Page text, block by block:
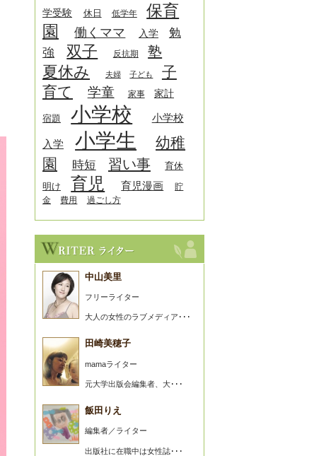
学受験
休日 低学年
保育
園
働くママ 入学
勉
強
双子 反抗期 塾
夏休み 夫婦 子ども
子
育て
学童 家事 家計
宿題 小学校 小学校
入学 小学生
幼稚
園
時短 習い事
育休
明け
育児 育児漫画
貯
金
費用 過ごし方
中山美里
フリーライター
大人の女性のラブメディア･･･
田崎美穂子
mamaライター
元大学出版会編集者、大･･･
飯田りえ
編集者／ライター
出版社に在職中は女性誌･･･